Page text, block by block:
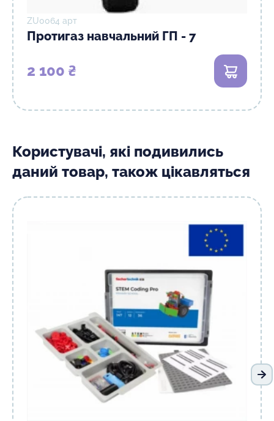
ZU0064 арт
Протигаз навчальний ГП - 7
2 100 ₴ В кошик
Користувачі, які подивились
даний товар, також цікавляться